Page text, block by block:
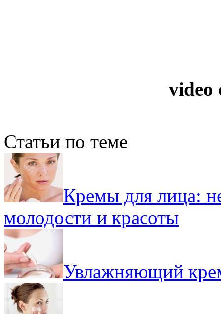
video
Статьи по теме
Кремы для лица:
молодости и красоты
Увлажняющий